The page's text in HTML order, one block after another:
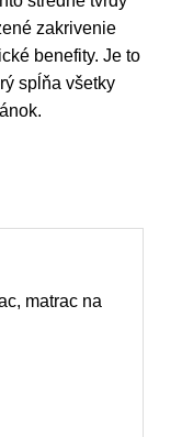
zakrivenie
benefity. Je to
spĺňa všetky
matrac na